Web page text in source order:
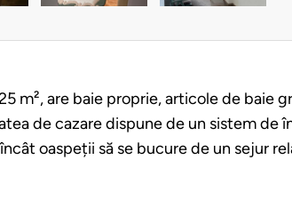
m², are baie proprie, articole de baie
de cazare dispune de un sistem de
oaspeții să se bucure de un sejur